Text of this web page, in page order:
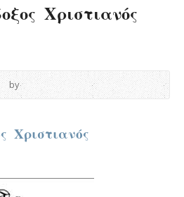
Χριστιανός
by
Χριστιανός